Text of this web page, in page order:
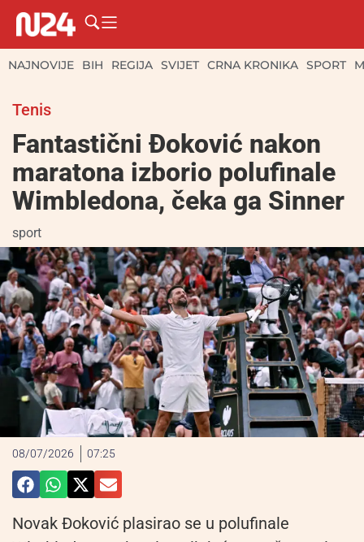
NAJNOVIJE BIH REGIJA SVIJET CRNA KRONIKA SPORT
Tenis
Fantastični Đoković nakon
maratona izborio polufinale
Wimbledona, čeka ga Sinner
sport
08/07/2026 07:25
Novak Đoković plasirao se u polufinale